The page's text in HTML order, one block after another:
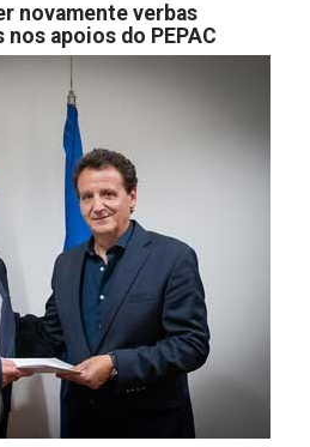
novamente verbas
apoios do PEPAC